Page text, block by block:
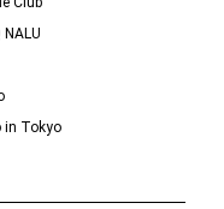
NALU
in Tokyo